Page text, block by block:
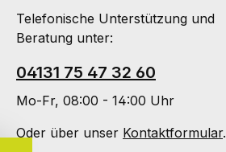
Telefonische Unterstützung und
Beratung unter:
04131 75 47 32 60
Mo-Fr, 08:00 - 14:00 Uhr
Oder über unser Kontaktformular.